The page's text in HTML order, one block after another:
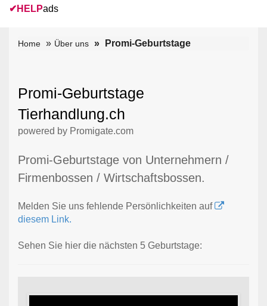
✔ HELPads
Home Über uns Promi-Geburtstage
Promi-Geburtstage
Tierhandlung.ch
powered by Promigate.com
Promi-Geburtstage von Unternehmern /
Firmenbossen / Wirtschaftsbossen.
Melden Sie uns fehlende Persönlichkeiten auf
diesem Link.
Sehen Sie hier die nächsten 5 Geburtstage: